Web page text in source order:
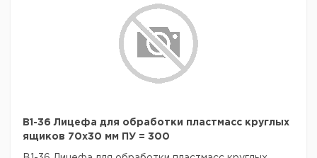
В1-36 Лицефа для обработки пластмасс круглых
ящиков 70х30 мм ПУ = 300